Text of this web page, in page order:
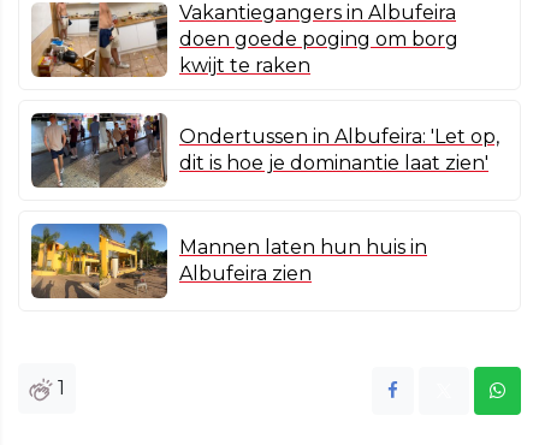
Vakantiegangers in Albufeira
doen goede poging om borg
kwijt te raken
Ondertussen in Albufeira: 'Let op,
dit is hoe je dominantie laat zien'
Mannen laten hun huis in
Albufeira zien
1